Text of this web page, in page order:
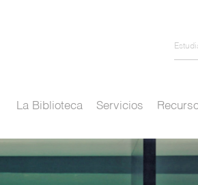
La Biblioteca Servicios